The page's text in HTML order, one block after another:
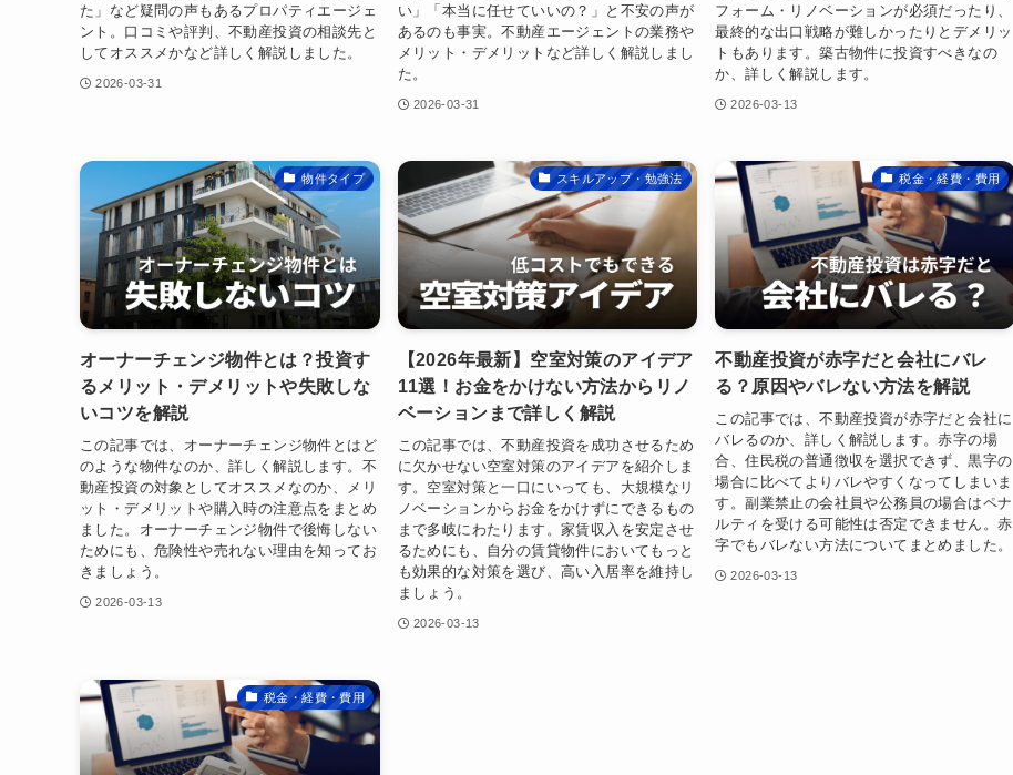
た」など疑問の声もあるプロパティエージェ
ント。口コミや評判、不動産投資の相談先と
してオススメかなど詳しく解説しました。
2026-03-31
い」「本当に任せていいの？」と不安の声が
あるのも事実。不動産エージェントの業務や
メリット・デメリットなど詳しく解説しまし
た。
2026-03-31
フォーム・リノベーションが必須だったり、
最終的な出口戦略が難しかったりとデメリッ
トもあります。築古物件に投資すべきなの
か、詳しく解説します。
2026-03-13
物件タイプ
オーナーチェンジ物件とは？投資す
るメリット・デメリットや失敗しな
いコツを解説
この記事では、オーナーチェンジ物件とはど
のような物件なのか、詳しく解説します。不
動産投資の対象としてオススメなのか、メリ
ット・デメリットや購入時の注意点をまとめ
ました。オーナーチェンジ物件で後悔しない
ためにも、危険性や売れない理由を知ってお
きましょう。
2026-03-13
スキルアップ・勉強法
【2026年最新】空室対策のアイデア
11選！お金をかけない方法からリノ
ベーションまで詳しく解説
この記事では、不動産投資を成功させるため
に欠かせない空室対策のアイデアを紹介しま
す。空室対策と一口にいっても、大規模なリ
ノベーションからお金をかけずにできるもの
まで多岐にわたります。家賃収入を安定させ
るためにも、自分の賃貸物件においてもっと
も効果的な対策を選び、高い入居率を維持し
ましょう。
2026-03-13
税金・経費・費用
不動産投資が赤字だと会社にバレ
る？原因やバレない方法を解説
この記事では、不動産投資が赤字だと会社に
バレるのか、詳しく解説します。赤字の場
合、住民税の普通徴収を選択できず、黒字の
場合に比べてよりバレやすくなってしまいま
す。副業禁止の会社員や公務員の場合はペナ
ルティを受ける可能性は否定できません。赤
字でもバレない方法についてまとめました。
2026-03-13
税金・経費・費用